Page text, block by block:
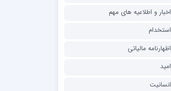
اخبار و اطلاعیه های مهم
استخدام
اظهارنامه مالیاتی
امید
انسانیت